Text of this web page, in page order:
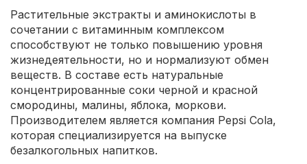
Растительные экстракты и аминокислоты в
сочетании с витаминным комплексом
способствуют не только повышению уровня
жизнедеятельности, но и нормализуют обмен
веществ. В составе есть натуральные
концентрированные соки черной и красной
смородины, малины, яблока, моркови.
Производителем является компания Pepsi Cola,
которая специализируется на выпуске
безалкогольных напитков.